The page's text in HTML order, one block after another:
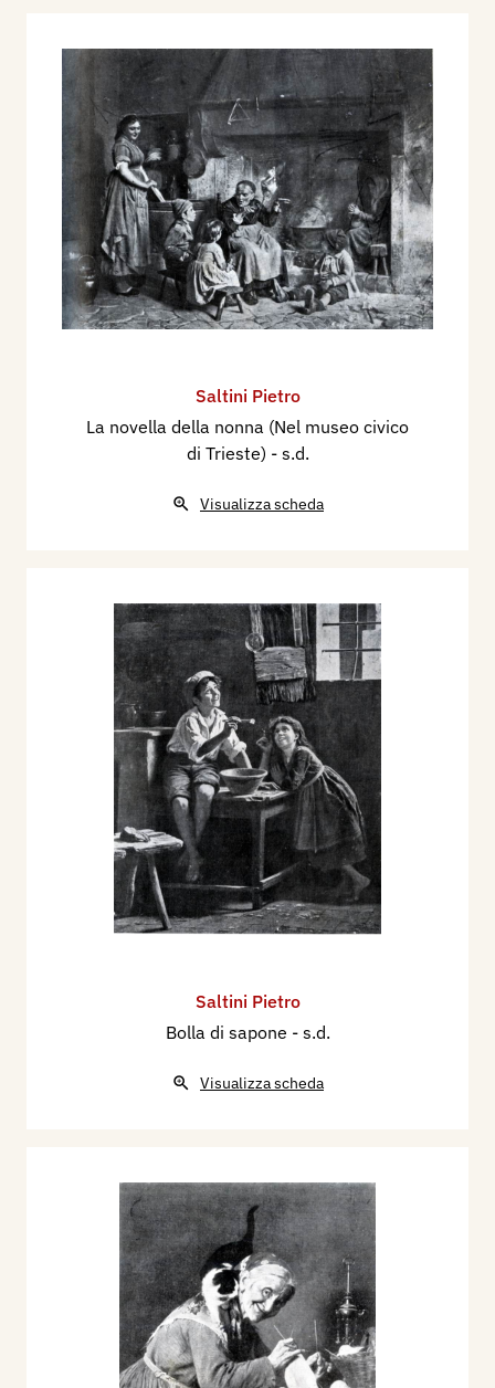
Saltini Pietro
La novella della nonna (Nel museo civico
di Trieste) - s.d.
Visualizza scheda
Saltini Pietro
Bolla di sapone - s.d.
Visualizza scheda